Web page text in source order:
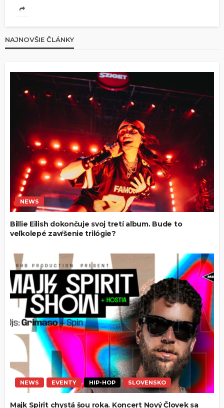
NAJNOVŠIE ČLÁNKY
NEWS
Billie Eilish dokončuje svoj tretí album. Bude to
veľkolepé zavŕšenie trilógie?
NEWS EVENTY HIP-HOP SLOVENSKO
Majk Spirit chystá šou roka. Koncert Nový Človek sa